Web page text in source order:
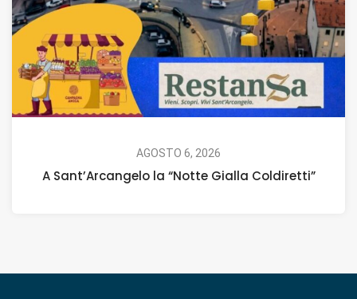
AGOSTO 6, 2026
A Sant’Arcangelo la “Notte Gialla Coldiretti”